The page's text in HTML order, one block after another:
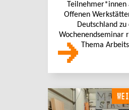
Teilnehmer*innen
Offenen
Deutschland zu
Wochenendseminar
Thema